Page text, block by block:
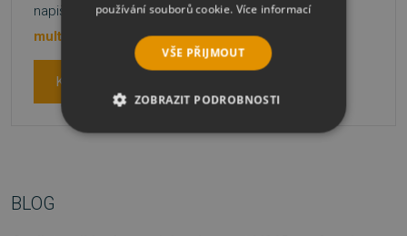
napište na
multilicence@sw.cz
nebo volejte
481 001 003
Kontaktujte nás
BLOG
používání souborů cookie. Více informací
VŠE PŘIJMOUT
ZOBRAZIT PODROBNOSTI
NEZBYTNĚ NUTNÉ SOUBORY